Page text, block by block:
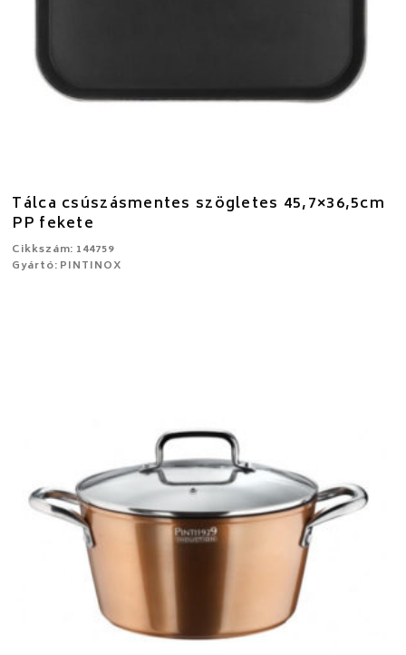
Tálca csúszásmentes szögletes 45,7×36,5cm
PP fekete
Cikkszám: 144759
Gyártó: PINTINOX